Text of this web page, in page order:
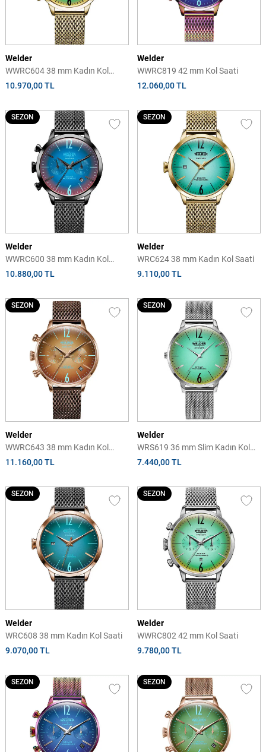
Welder
WWRC604 38 mm Kadın Kol
Saati
10.970,00 TL
Welder
WWRC819 42 mm Kol Saati
12.060,00 TL
SEZON
Welder
WWRC600 38 mm Kadın Kol
Saati
10.880,00 TL
SEZON
Welder
WRC624 38 mm Kadın Kol Saati
9.110,00 TL
SEZON
Welder
WWRC643 38 mm Kadın Kol
Saati
11.160,00 TL
SEZON
Welder
WRS619 36 mm Slim Kadın Kol
Saati
7.440,00 TL
SEZON
Welder
WRC608 38 mm Kadın Kol Saati
9.070,00 TL
SEZON
Welder
WWRC802 42 mm Kol Saati
9.780,00 TL
SEZON SEZON